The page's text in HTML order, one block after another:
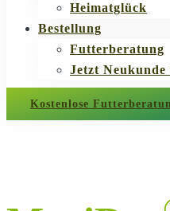
Heimatglück
Bestellung
Futterberatung
Jetzt Neukunde
Kostenlose